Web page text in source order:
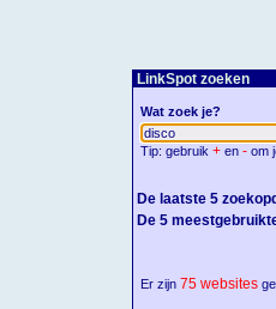
LinkSpot zoeken
Wat zoek je?
Tip: gebruik + en - om
De laatste 5
De 5
Er zijn 75 websites